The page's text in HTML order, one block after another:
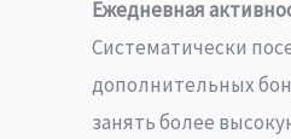
Ежедневная
Систематически
дополнительных
занять более